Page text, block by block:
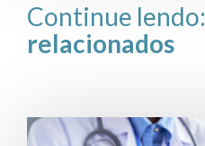
Continue lendo:
relacionados